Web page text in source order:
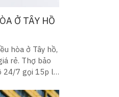
Ở TÂY HỒ
hòa ở Tây hồ,
rẻ. Thợ bảo
24/7 gọi 15p là